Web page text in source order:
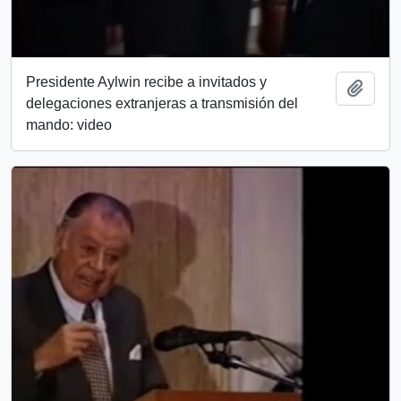
Presidente Aylwin recibe a invitados y
delegaciones extranjeras a transmisión del
mando: video